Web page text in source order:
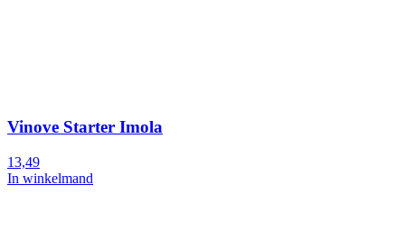
Vinove Starter Imola
13,49
In winkelmand